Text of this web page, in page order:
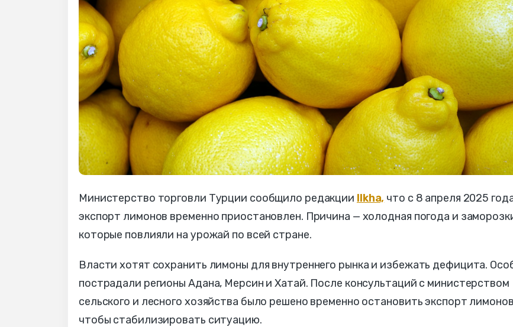
Министерство торговли Турции сообщило редакции Ilkha, что с 8 апреля 2025
экспорт лимонов временно приостановлен. Причина — холодная погода и
которые повлияли на урожай по всей стране.
Власти хотят сохранить лимоны для внутреннего рынка и избежать дефицита.
пострадали регионы Адана, Мерсин и Хатай. После консультаций с министерством
сельского и лесного хозяйства было решено временно остановить экспорт
чтобы стабилизировать ситуацию.